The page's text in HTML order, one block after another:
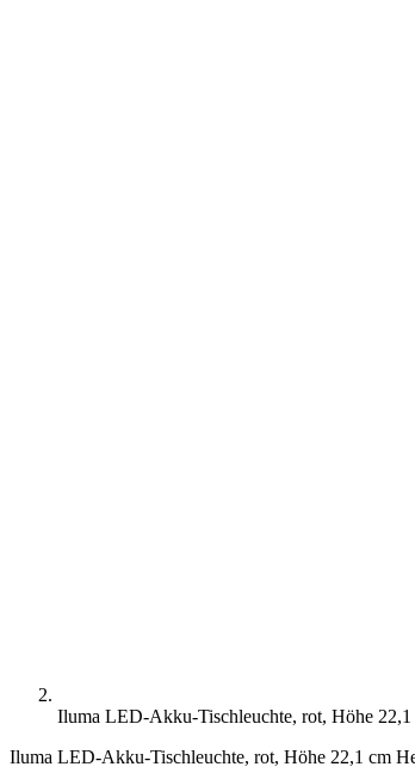
Iluma LED-Akku-Tischleuchte, rot, Höhe
Iluma LED-Akku-Tischleuchte, rot, Höhe 22,1 cm